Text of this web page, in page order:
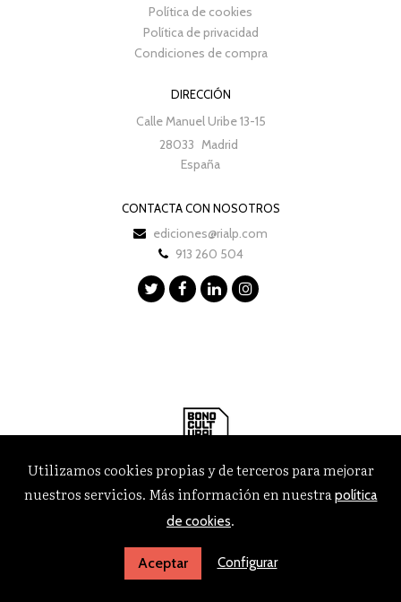
Política de cookies
Política de privacidad
Condiciones de compra
DIRECCIÓN
Calle Manuel Uribe 13-15
28033 Madrid
España
CONTACTA CON NOSOTROS
ediciones@rialp.com
913 260 504
Utilizamos cookies propias y de terceros para mejorar
nuestros servicios. Más información en nuestrapolítica
de cookies.
Aceptar Configurar